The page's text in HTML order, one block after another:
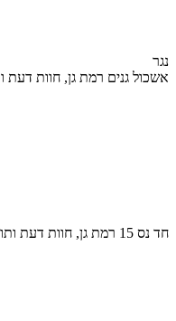
נגר
אשכול גנים רמת גן, חוות דעת
חד נס 15 רמת גן, חוות דעת ותוכנית הידרולוגית לניהול מי נגר